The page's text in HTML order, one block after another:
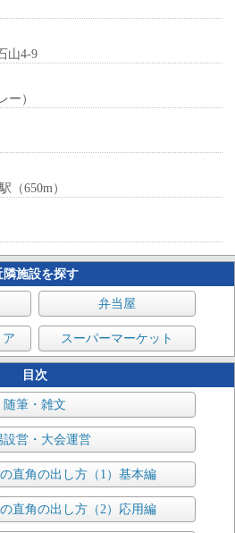
山4-9
ー）
（650m）
隣施設を探す
弁当屋
スーパーマーケット
目次
随筆・雑文
設営・大会運営
直角の出し方（1）基本編
直角の出し方（2）応用編